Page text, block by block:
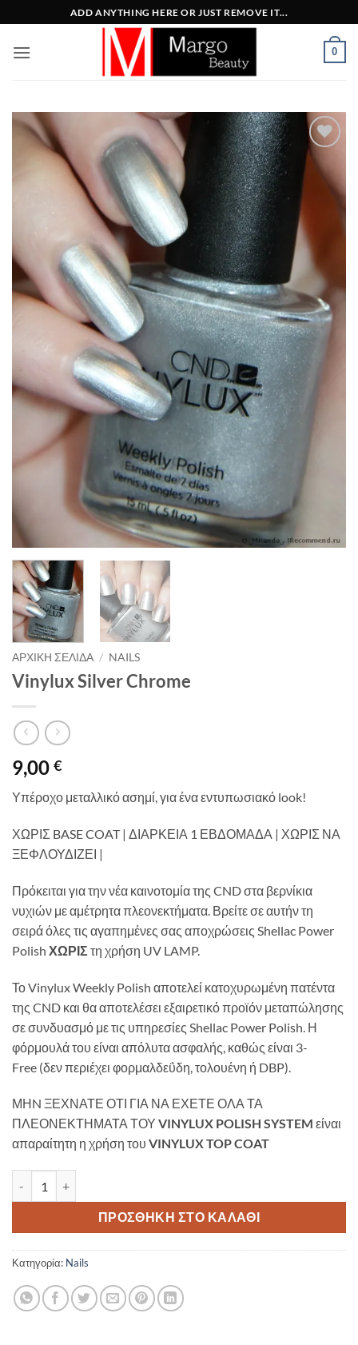
στο
περιεχόμενο
ADD ANYTHING HERE OR JUST REMOVE IT...
0
Add to
Wishlist
ΑΡΧΙΚΉ ΣΕΛΊΔΑ / NAILS
Vinylux Silver Chrome
9,00 €
Υπέροχο μεταλλικό ασημί, για ένα εντυπωσιακό look!
ΧΩΡΙΣ BASE COAT | ΔΙΑΡΚΕΙΑ 1 ΕΒΔΟΜΑΔΑ | ΧΩΡΙΣ ΝΑ
ΞΕΦΛΟΥΔΙΖΕΙ |
Πρόκειται για την νέα καινοτομία της CND στα βερνίκια
νυχιών με αμέτρητα πλεονεκτήματα. Βρείτε σε αυτήν τη
σειρά όλες τις αγαπημένες σας αποχρώσεις Shellac Power
Polish ΧΩΡΙΣ τη χρήση UV LAMP.
Το Vinylux Weekly Polish αποτελεί κατοχυρωμένη πατέντα
της CND και θα αποτελέσει εξαιρετικό προϊόν μεταπώλησης
σε συνδυασμό με τις υπηρεσίες Shellac Power Polish. Η
φόρμουλά του είναι απόλυτα ασφαλής, καθώς είναι 3-
Free (δεν περιέχει φορμαλδεΰδη, τολουένη ή DBP).
ΜΗN ΞΕΧΝΑΤΕ ΟΤΙ ΓΙΑ ΝΑ ΕΧΕΤΕ ΟΛΑ ΤΑ
ΠΛΕΟΝΕΚΤΗΜΑΤΑ ΤΟΥ VINYLUX POLISH SYSTEM είναι
απαραίτητη η χρήση του VINYLUX TOP COAT
ΠΡΟΣΘΉΚΗ ΣΤΟ ΚΑΛΆΘΙ
Κατηγορία: Nails